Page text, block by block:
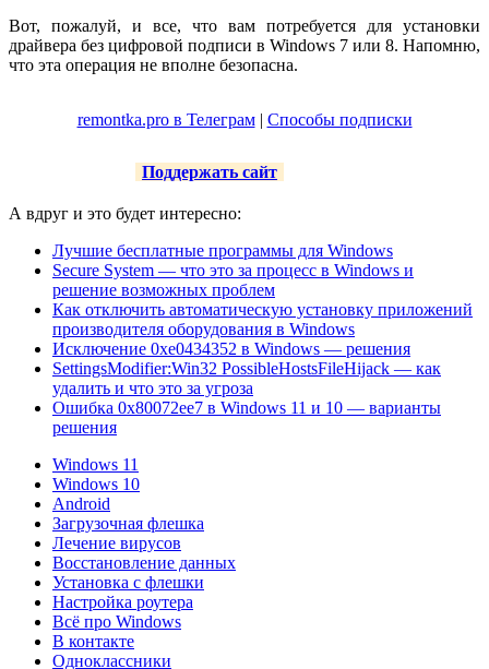
Вот, пожалуй, и все, что вам потребуется для установки
драйвера без цифровой подписи в Windows 7 или 8. Напомню,
что эта операция не вполне безопасна.
remontka.pro в Телеграм| Способы подписки
Поддержать сайт
А вдруг и это будет интересно:
Лучшие бесплатные программы для Windows
Secure System — что это за процесс в Windows и
решение возможных проблем
Как отключить автоматическую установку приложений
производителя оборудования в Windows
Исключение 0xe0434352 в Windows — решения
SettingsModifier:Win32 PossibleHostsFileHijack — как
удалить и что это за угроза
Ошибка 0x80072ee7 в Windows 11 и 10 — варианты
решения
Windows 11
Windows 10
Android
Загрузочная флешка
Лечение вирусов
Восстановление данных
Установка с флешки
Настройка роутера
Всё про Windows
В контакте
Одноклассники